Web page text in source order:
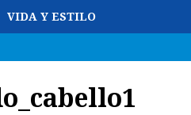
VIDA Y ESTILO